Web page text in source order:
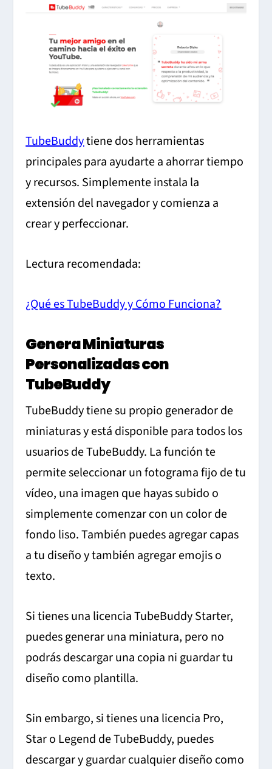
TubeBuddytiene dos herramientas
principales para ayudarte a ahorrar tiempo
y recursos. Simplemente instala la
extensión del navegador y comienza a
crear y perfeccionar.
Lectura recomendada:
¿Qué es TubeBuddy y Cómo Funciona?
Genera Miniaturas
Personalizadas con
TubeBuddy
TubeBuddy tiene su propio generador de
miniaturas y está disponible para todos los
usuarios de TubeBuddy. La función te
permite seleccionar un fotograma fijo de tu
vídeo, una imagen que hayas subido o
simplemente comenzar con un color de
fondo liso. También puedes agregar capas
a tu diseño y también agregar emojis o
texto.
Si tienes una licencia TubeBuddy Starter,
puedes generar una miniatura, pero no
podrás descargar una copia ni guardar tu
diseño como plantilla.
Sin embargo, si tienes una licencia Pro,
Star o Legend de TubeBuddy, puedes
descargar y guardar cualquier diseño como